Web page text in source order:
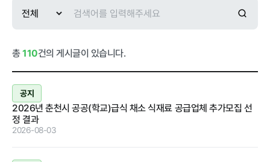
급식사업
가현황
총110건의 게시글이 있습니다.
공지
2026년 춘천시 공공(학교)급식 채소 식재료 공급업체 추가모집 선
정 결과
2026-08-03